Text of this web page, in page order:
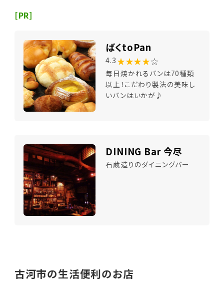
[PR]
ばくtoPan
4.3 ★★★★☆
毎日焼かれるパンは70種類
以上！こだわり製法の美味し
いパンはいかが♪
DINING Bar 今尽
石蔵造りのダイニングバー
古河市の生活便利のお店